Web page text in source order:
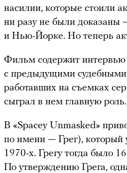
насилии, которые стоили
ни разу не были доказаны
и Нью-Йорке. Но теперь
Фильм содержит
с предыдущими
работавших на съемках
сыграл в нем главную роль.
В «Spacey Unmasked»
по имени — Грег), который
1970-х. Грегу тогда было
По утверждению Грега,